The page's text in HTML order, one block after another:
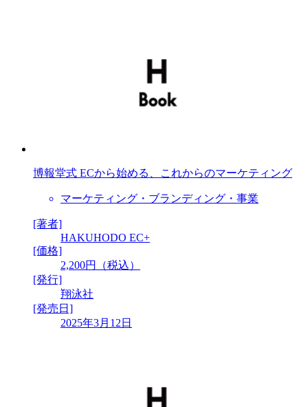
博報堂式 ECから始める、これからのマーケティング
マーケティング・ブランディング・事業
[著者]
HAKUHODO EC+
[価格]
2,200円（税込）
[発行]
翔泳社
[発売日]
2025年3月12日